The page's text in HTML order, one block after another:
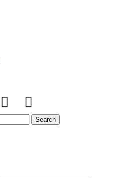
Search